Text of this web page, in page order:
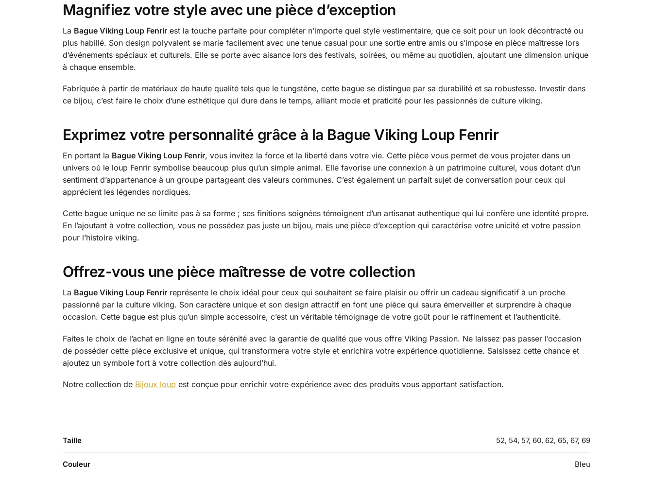
Magnifiez votre style avec une pièce d’exception
La Bague Viking Loup Fenrirest la touche parfaite pour compléter n’importe quel style vestimentaire, que ce soit pour un look décontracté ou
plus habillé. Son design polyvalent se marie facilement avec une tenue casual pour une sortie entre amis ou s’impose en pièce maîtresse lors
d’événements spéciaux et culturels. Elle se porte avec aisance lors des festivals, soirées, ou même au quotidien, ajoutant une dimension unique
à chaque ensemble.
Fabriquée à partir de matériaux de haute qualité tels que le tungstène, cette bague se distingue par sa durabilité et sa robustesse. Investir dans
ce bijou, c’est faire le choix d’une esthétique qui dure dans le temps, alliant mode et praticité pour les passionnés de culture viking.
Exprimez votre personnalité grâce à la Bague Viking Loup Fenrir
En portant la Bague Viking Loup Fenrir, vous invitez la force et la liberté dans votre vie. Cette pièce vous permet de vous projeter dans un
univers où le loup Fenrir symbolise beaucoup plus qu’un simple animal. Elle favorise une connexion à un patrimoine culturel, vous dotant d’un
sentiment d’appartenance à un groupe partageant des valeurs communes. C’est également un parfait sujet de conversation pour ceux qui
apprécient les légendes nordiques.
Cette bague unique ne se limite pas à sa forme ; ses finitions soignées témoignent d’un artisanat authentique qui lui confère une identité propre.
En l’ajoutant à votre collection, vous ne possédez pas juste un bijou, mais une pièce d’exception qui caractérise votre unicité et votre passion
pour l’histoire viking.
Offrez-vous une pièce maîtresse de votre collection
La Bague Viking Loup Fenrirreprésente le choix idéal pour ceux qui souhaitent se faire plaisir ou offrir un cadeau significatif à un proche
passionné par la culture viking. Son caractère unique et son design attractif en font une pièce qui saura émerveiller et surprendre à chaque
occasion. Cette bague est plus qu’un simple accessoire, c’est un véritable témoignage de votre goût pour le raffinement et l’authenticité.
Faites le choix de l’achat en ligne en toute sérénité avec la garantie de qualité que vous offre Viking Passion. Ne laissez pas passer l’occasion
de posséder cette pièce exclusive et unique, qui transformera votre style et enrichira votre expérience quotidienne. Saisissez cette chance et
ajoutez un symbole fort à votre collection dès aujourd’hui.
Notre collection de Bijoux loup est conçue pour enrichir votre expérience avec des produits vous apportant satisfaction.
Taille 52, 54, 57, 60, 62, 65, 67, 69
Couleur Bleu